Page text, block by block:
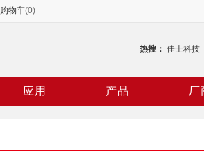
购物车(0)
热搜： 佳士科技
应用 产品 厂